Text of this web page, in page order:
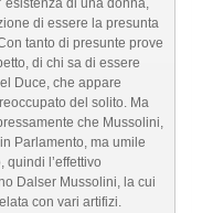
esistenza di una donna,
di essere la presunta
tanto di presunte prove
di chi sa di essere
Duce, che appare
del solito. Ma
che Mussolini,
Parlamento, ma umile
quindi l’effettivo
Dalser Mussolini, la cui
con vari artifizi.